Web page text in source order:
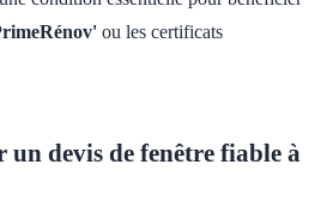
ou les certificats
devis de fenêtre fiable à